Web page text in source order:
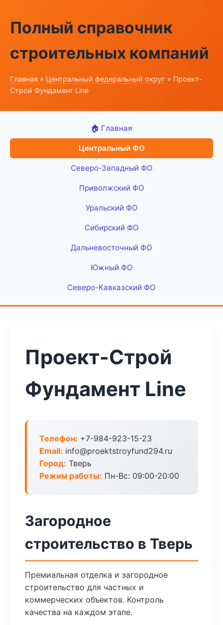
Полный справочник
строительных компаний
Главная » Центральный федеральный округ » Проект-
Строй Фундамент Line
🏠 Главная
Центральный ФО
Северо-Западный ФО
Приволжский ФО
Уральский ФО
Сибирский ФО
Дальневосточный ФО
Южный ФО
Северо-Кавказский ФО
Проект-Строй
Фундамент Line
Телефон: +7-984-923-15-23
Email: info@proektstroyfund294.ru
Город: Тверь
Режим работы: Пн-Вс: 09:00-20:00
Загородное
строительство в Тверь
Премиальная отделка и загородное
строительство для частных и
коммерческих объектов. Контроль
качества на каждом этапе.